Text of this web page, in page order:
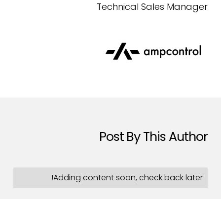
Technical Sales Manager
Post By This Author
Adding content soon, check back later!